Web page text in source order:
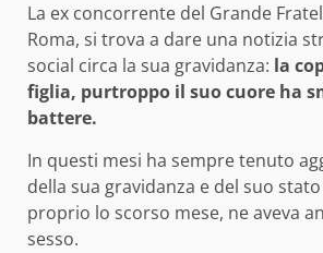
La ex concorrente del Grande
Roma, si trova a dare una notizia
social circa la sua gravidanza: la
figlia, purtroppo il suo cuore ha
battere.
In questi mesi ha sempre tenuto
della sua gravidanza e del suo stato
proprio lo scorso mese, ne aveva
sesso.